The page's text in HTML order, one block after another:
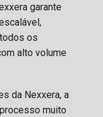
garante
os
alto volume
da Nexxera, a
muito